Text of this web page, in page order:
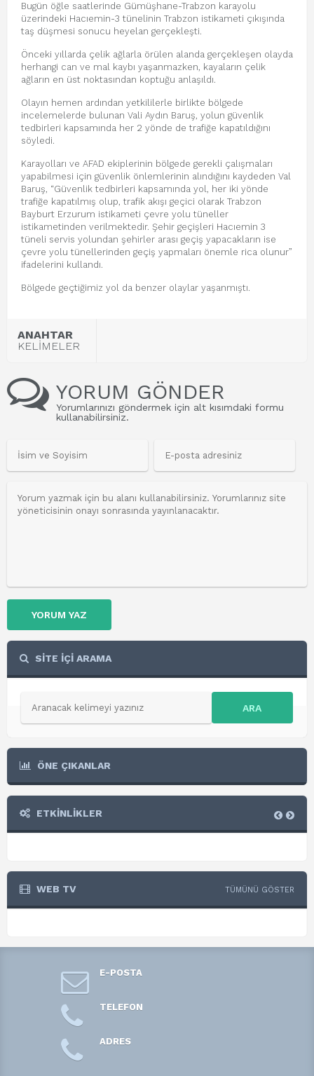
Bugün öğle saatlerinde Gümüşhane-Trabzon karayolu
üzerindeki Hacıemin-3 tünelinin Trabzon istikameti çıkışında
taş düşmesi sonucu heyelan gerçekleşti.
Önceki yıllarda çelik ağlarla örülen alanda gerçekleşen olayda
herhangi can ve mal kaybı yaşanmazken, kayaların çelik
ağların en üst noktasından koptuğu anlaşıldı.
Olayın hemen ardından yetkililerle birlikte bölgede
incelemelerde bulunan Vali Aydın Baruş, yolun güvenlik
tedbirleri kapsamında her 2 yönde de trafiğe kapatıldığını
söyledi.
Karayolları ve AFAD ekiplerinin bölgede gerekli çalışmaları
yapabilmesi için güvenlik önlemlerinin alındığını kaydeden Val
Baruş, “Güvenlik tedbirleri kapsamında yol, her iki yönde
trafiğe kapatılmış olup, trafik akışı geçici olarak Trabzon
Bayburt Erzurum istikameti çevre yolu tüneller
istikametinden verilmektedir. Şehir geçişleri Hacıemin 3
tüneli servis yolundan şehirler arası geçiş yapacakların ise
çevre yolu tünellerinden geçiş yapmaları önemle rica olunur”
ifadelerini kullandı.
Bölgede geçtiğimiz yol da benzer olaylar yaşanmıştı.
ANAHTAR
KELİMELER
YORUM GÖNDER
Yorumlarınızı göndermek için alt kısımdaki formu
kullanabilirsiniz.
YORUM YAZ
SİTE İÇİ ARAMA
ARA
ÖNE ÇIKANLAR
ETKİNLİKLER
WEB TV TÜMÜNÜ GÖSTER
E-POSTA
TELEFON
ADRES